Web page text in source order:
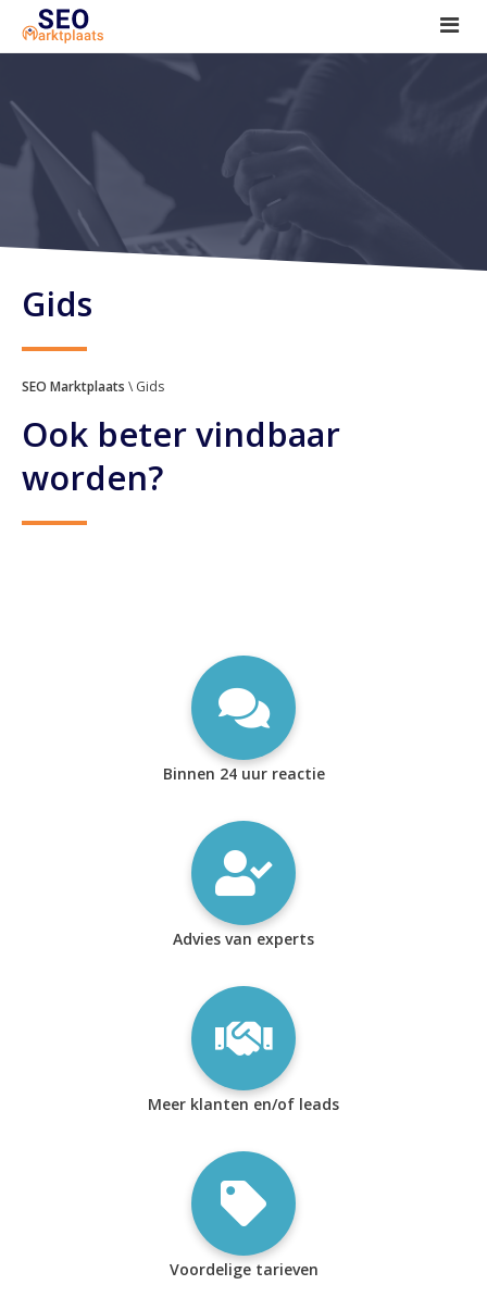
SEO tools reviews
Marketeer bij jou in de buurt?
Offerte
1. Seo voor beginners +
2. Onderzoeken +
Gids
SEO Marktplaats \ Gids
Ook beter vindbaar
worden?
Binnen 24 uur reactie
Advies van experts
Meer klanten en/of leads
Voordelige tarieven